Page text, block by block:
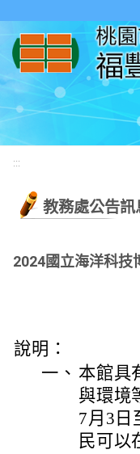
:::
教務處公告訊
2024國立海洋科技
說明：
一、 本館具
與環境
7月3日
民可以